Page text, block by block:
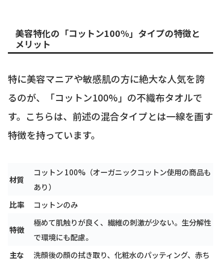
美容特化の「コットン100%」タイプの特徴と
メリット
特に美容マニアや敏感肌の方に絶大な人気を誇
るのが、「コットン100%」の不織布タオルで
す。こちらは、前述の混合タイプとは一線を画す
特徴を持っています。
材質
コットン 100%（オーガニックコットン使用の商品も
あり）
比率
コットンのみ
特徴
極めて肌触りが良く、繊維の刺激が少ない。生分解性
で環境にも配慮。
主な
洗顔後の顔の拭き取り、化粧水のパッティング、赤ち